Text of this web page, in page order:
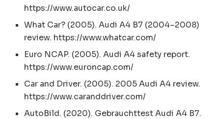
https://www.autocar.co.uk/
What Car? (2005). Audi A4 B7 (2004–2008)
review. https://www.whatcar.com/
Euro NCAP. (2005). Audi A4 safety report.
https://www.euroncap.com/
Car and Driver. (2005). 2005 Audi A4 review.
https://www.caranddriver.com/
AutoBild. (2020). Gebrauchttest Audi A4 B7.